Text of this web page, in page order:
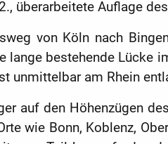
überarbeitete Auflage
von Köln nach
lange bestehende Lücke
unmittelbar am Rhein
auf den Höhenzügen
wie Bonn, Koblenz,